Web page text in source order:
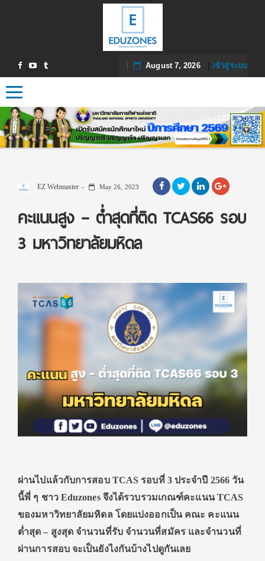
August 7, 2026| เข้าสู่ระบบ
Toggle navigation
EZ Webmaster May 26, 2023
คะแนนสูง – ต่ำสุดที่ติด TCAS66 รอบ
3 มหาวิทยาลัยมหิดล
ผ่านไปแล้วกับการสอบ TCAS รอบที่ 3 ประจำปี 2566 วัน
นี้พี่ ๆ ชาว Eduzones จึงได้รวบรวมเกณฑ์คะแนน TCAS
ของมหาวิทยาลัยมหิดล โดยแบ่งออกเป็น คณะ คะแนน
ต่ำสุด – สูงสุด จำนวนที่รับ จำนวนที่สมัคร และจำนวนที่
ผ่านการสอบ จะเป็นยังไงกันบ้างไปดูกันเลย